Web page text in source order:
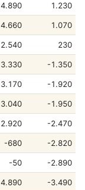
4.890 1.230
4.660 1.070
2.540 230
3.330 -1.350
3.170 -1.920
3.040 -1.950
2.920 -2.470
-680 -2.820
-50 -2.890
4.890 -3.490